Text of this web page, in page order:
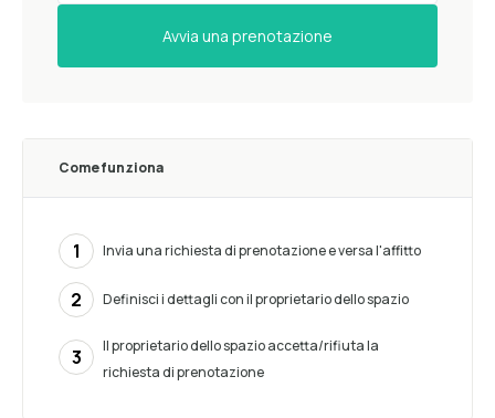
Avvia una prenotazione
Come funziona
1 Invia una richiesta di prenotazione e versa l'affitto
2 Definisci i dettagli con il proprietario dello spazio
3
Il proprietario dello spazio accetta/rifiuta la
richiesta di prenotazione